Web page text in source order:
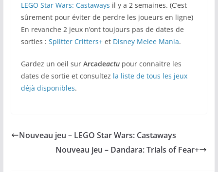
LEGO Star Wars: Castaways il y a 2 semaines. (C’est
sûrement pour éviter de perdre les joueurs en ligne)
En revanche 2 jeux n’ont toujours pas de dates de
sorties : Splitter Critters+et Disney Melee Mania.
Gardez un oeil sur Arcadeactupour connaitre les
dates de sortie et consultez la liste de tous les jeux
déjà disponibles.
Nouveau jeu – LEGO Star Wars: Castaways
Nouveau jeu – Dandara: Trials of Fear+